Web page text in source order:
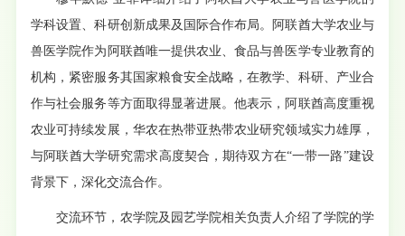
学科设置、科研创新成果及国际合作布局。阿联酋大学农业与
兽医学院作为阿联酋唯一提供农业、食品与兽医学专业教育的
机构，紧密服务其国家粮食安全战略，在教学、科研、产业合
作与社会服务等方面取得显著进展。他表示，阿联酋高度重视
农业可持续发展，华农在热带亚热带农业研究领域实力雄厚，
与阿联酋大学研究需求高度契合，期待双方在“一带一路”建设
背景下，深化交流合作。
交流环节，农学院及园艺学院相关负责人介绍了学院的学